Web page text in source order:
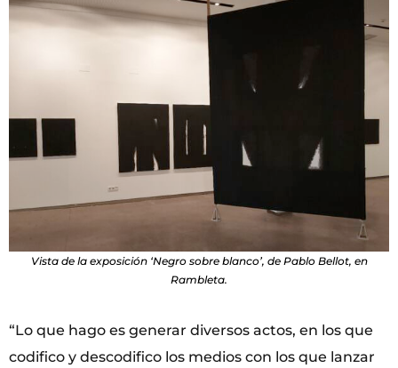
Vista de la exposición ‘Negro sobre blanco’, de Pablo Bellot, en
Rambleta.
“Lo que hago es generar diversos actos, en los que
codifico y descodifico los medios con los que lanzar